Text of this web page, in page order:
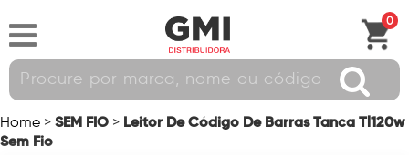
0
Home > SEM FIO > Leitor De Código De Barras Tanca Tl120w
Sem Fio